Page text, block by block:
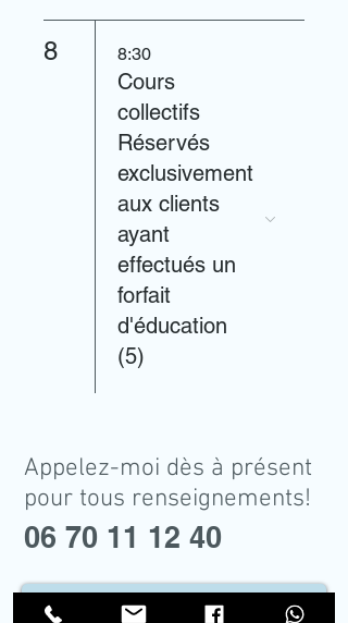
8 8:30
Cours
collectifs
Réservés
exclusivement
aux clients
ayant
effectués un
forfait
d'éducation
(5)
Appelez-moi dès à présent
pour tous renseignements!
06 70 11 12 40